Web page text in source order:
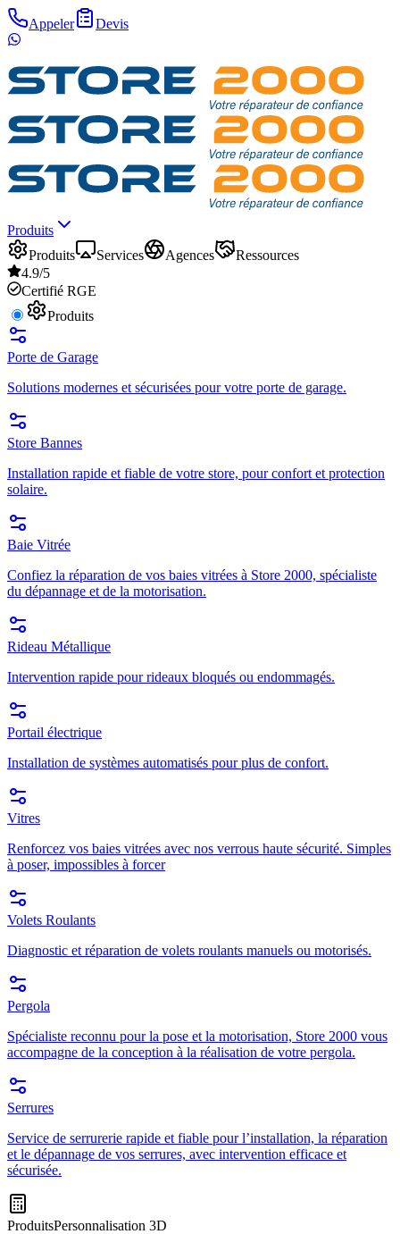
Appeler Devis
Produits
Produits
Services Agences
Ressources
4.9/5
Certifié RGE
Produits
Porte de Garage
Solutions modernes et sécurisées pour votre porte de garage.
Store Bannes
Installation rapide et fiable de votre store, pour confort et protection
solaire.
Baie Vitrée
Confiez la réparation de vos baies vitrées à Store 2000, spécialiste
du dépannage et de la motorisation.
Rideau Métallique
Intervention rapide pour rideaux bloqués ou endommagés.
Portail électrique
Installation de systèmes automatisés pour plus de confort.
Vitres
Renforcez vos baies vitrées avec nos verrous haute sécurité. Simples
à poser, impossibles à forcer
Volets Roulants
Diagnostic et réparation de volets roulants manuels ou motorisés.
Pergola
Spécialiste reconnu pour la pose et la motorisation, Store 2000 vous
accompagne de la conception à la réalisation de votre pergola.
Serrures
Service de serrurerie rapide et fiable pour l’installation, la réparation
et le dépannage de vos serrures, avec intervention efficace et
sécurisée.
ProduitsPersonnalisation 3D